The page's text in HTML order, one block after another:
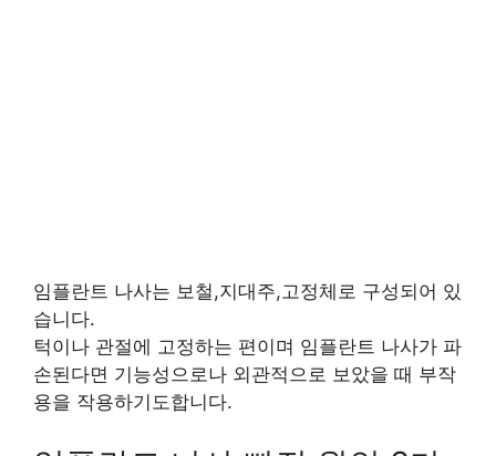
임플란트 나사는 보철,지대주,고정체로 구성되어 있
습니다.
턱이나 관절에 고정하는 편이며 임플란트 나사가 파
손된다면 기능성으로나 외관적으로 보았을 때 부작
용을 작용하기도합니다.